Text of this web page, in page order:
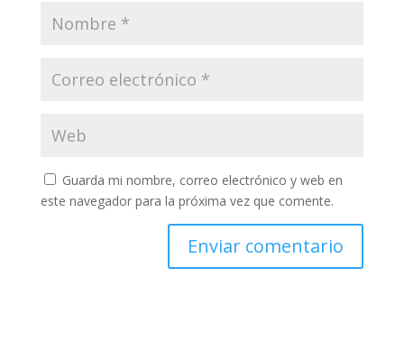
Guarda mi nombre, correo electrónico y web en
este navegador para la próxima vez que comente.